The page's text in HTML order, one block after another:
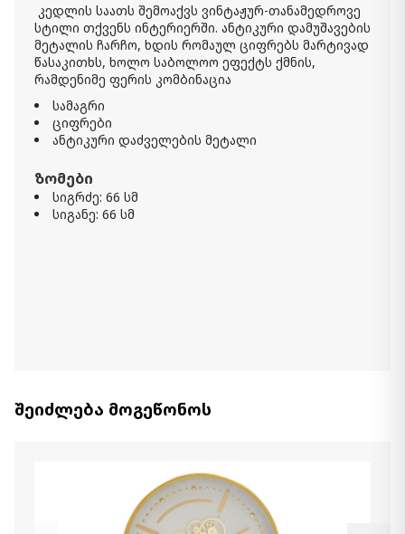
კედლის საათს შემოაქვს ვინტაჟურ-თანამედროვე
სტილი თქვენს ინტერიერში. ანტიკური დამუშავების
მეტალის ჩარჩო, ხდის რომაულ ციფრებს მარტივად
წასაკითხს, ხოლო საბოლოო ეფექტს ქმნის,
რამდენიმე ფერის კომბინაცია
სამაგრი
ციფრები
ანტიკური დაძველების მეტალი
ზომები
სიგრძე: 66 სმ
სიგანე: 66 სმ
შეიძლება მოგეწონოს